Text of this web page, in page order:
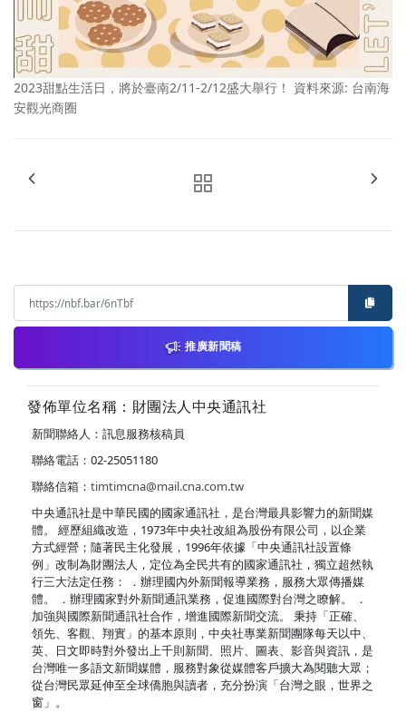
2023甜點生活日，將於臺南2/11-2/12盛大舉行！ 資料來源: 台南海
安觀光商圈
推廣新聞稿
發佈單位名稱：財團法人中央通訊社
新聞聯絡人：訊息服務核稿員
聯絡電話：02-25051180
聯絡信箱： timtimcna@mail.cna.com.tw
中央通訊社是中華民國的國家通訊社，是台灣最具影響力的新聞媒
體。 經歷組織改造，1973年中央社改組為股份有限公司，以企業
方式經營；隨著民主化發展，1996年依據「中央通訊社設置條
例」改制為財團法人，定位為全民共有的國家通訊社，獨立超然執
行三大法定任務： ．辦理國內外新聞報導業務，服務大眾傳播媒
體。 ．辦理國家對外新聞通訊業務，促進國際對台灣之瞭解。 ．
加強與國際新聞通訊社合作，增進國際新聞交流。 秉持「正確、
領先、客觀、翔實」的基本原則，中央社專業新聞團隊每天以中、
英、日文即時對外發出上千則新聞、照片、圖表、影音與資訊，是
台灣唯一多語文新聞媒體，服務對象從媒體客戶擴大為閱聽大眾；
從台灣民眾延伸至全球僑胞與讀者，充分扮演「台灣之眼，世界之
窗」。